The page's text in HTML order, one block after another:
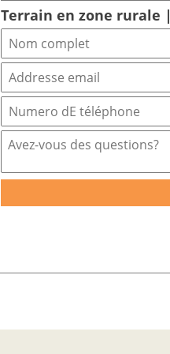
Terrain en zone rurale |